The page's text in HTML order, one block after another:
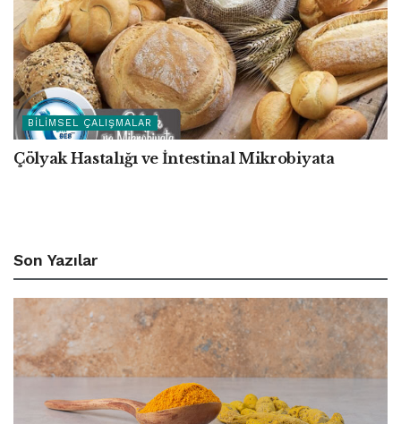
BILIMSEL ÇALIŞMALAR
Çölyak Hastalığı ve İntestinal Mikrobiyata
Son Yazılar